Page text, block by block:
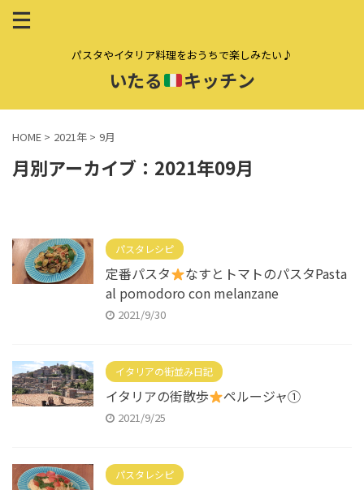
パスタやイタリア料理をおうちで楽しみたい♪
いたる キッチン
HOME > 2021年 > 9月
月別アーカイブ：2021年09月
パスタレシピ
定番パスタ
なすとトマトのパスタPasta
al pomodoro con melanzane
2021/9/30
イタリアの街並み日記
イタリアの街散歩 ペルージャ①
2021/9/25
パスタレシピ